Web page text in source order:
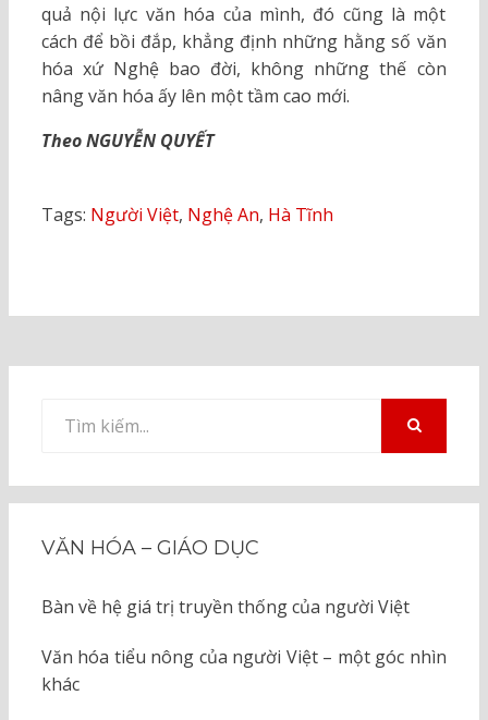
quả nội lực văn hóa của mình, đó cũng là một
cách để bồi đắp, khẳng định những hằng số văn
hóa xứ Nghệ bao đời, không những thế còn
nâng văn hóa ấy lên một tầm cao mới.
Theo NGUYỄN QUYẾT
Tags: Người Việt, Nghệ An, Hà Tĩnh
kiếm
VĂN HÓA – GIÁO DỤC
Bàn về hệ giá trị truyền thống của người Việt
Văn hóa tiểu nông của người Việt – một góc nhìn
khác